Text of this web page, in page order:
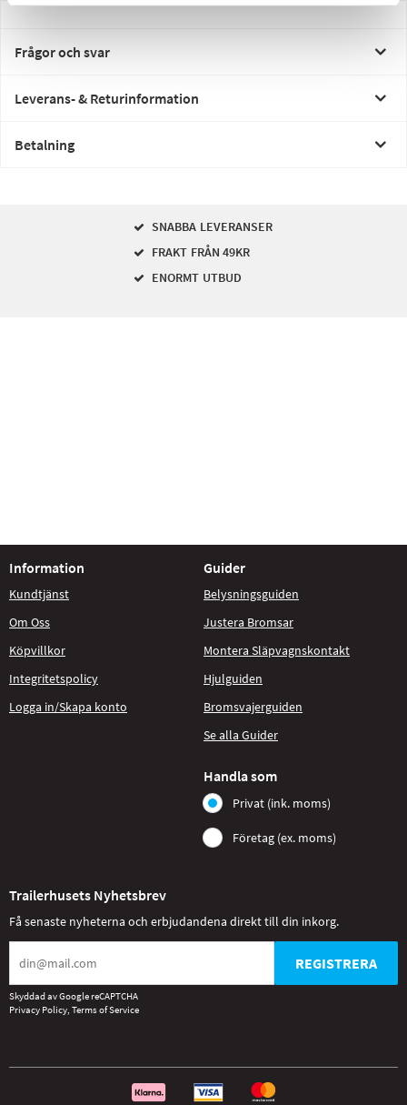
Frågor och svar
Leverans- & Returinformation
Betalning
SNABBA LEVERANSER
FRAKT FRÅN 49KR
ENORMT UTBUD
Information
Kundtjänst
Om Oss
Köpvillkor
Integritetspolicy
Logga in/Skapa konto
Guider
Belysningsguiden
Justera Bromsar
Montera Släpvagnskontakt
Hjulguiden
Bromsvajerguiden
Se alla Guider
Handla som
Privat (ink. moms)
Företag (ex. moms)
Trailerhusets Nyhetsbrev
Få senaste nyheterna och erbjudandena direkt till din inkorg.
REGISTRERA
Skyddad av Google reCAPTCHA
Privacy Policy, Terms of Service